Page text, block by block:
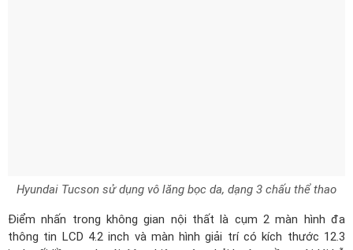
inch nối liền mạch với độ nghiêng vừa phải hướng về người lái hỗ
thống âm thanh 6 loa mang đến những trải nghiệm sống động.